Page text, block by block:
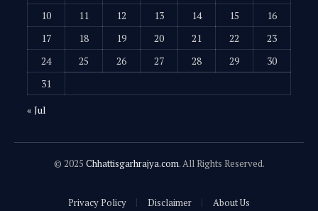
10
11 12 13 14 15
16
17
18 19 20 21 22
23
24
25 26 27 28 29
30
31
« Jul
© 2025 Chhattisgarhrajya.com. All Rights Reserved.
Privacy Policy Disclaimer About Us